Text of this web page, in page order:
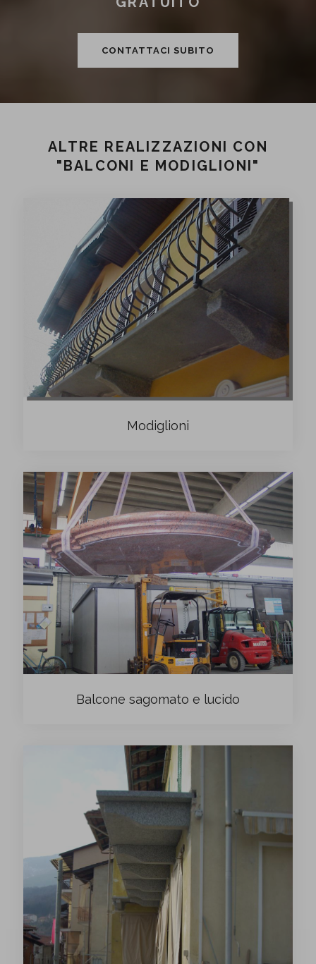
CONTATTACI SUBITO
ALTRE REALIZZAZIONI CON
"BALCONI E MODIGLIONI"
Modiglioni
Balcone sagomato e lucido